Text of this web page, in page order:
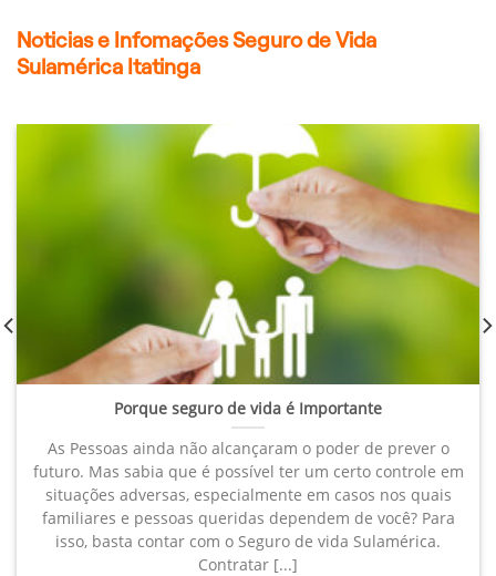
Noticias e Infomações Seguro de Vida
Sulamérica Itatinga
Porque seguro de vida é Importante
As Pessoas ainda não alcançaram o poder de prever o
futuro. Mas sabia que é possível ter um certo controle em
situações adversas, especialmente em casos nos quais
familiares e pessoas queridas dependem de você? Para
isso, basta contar com o Seguro de vida Sulamérica.
Contratar [...]